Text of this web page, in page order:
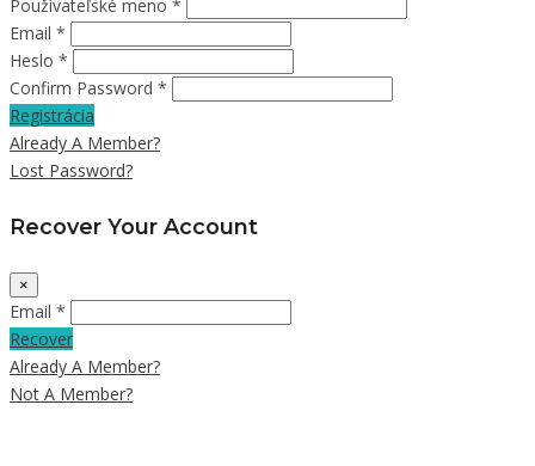
Používateľské meno *
Email *
Heslo *
Confirm Password *
Registrácia
Already A Member?
Lost Password?
Recover Your Account
×
Email *
Recover
Already A Member?
Not A Member?